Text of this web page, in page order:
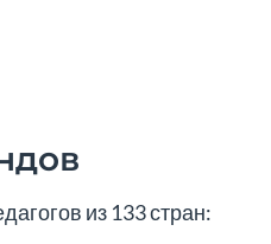
из 133 стран: